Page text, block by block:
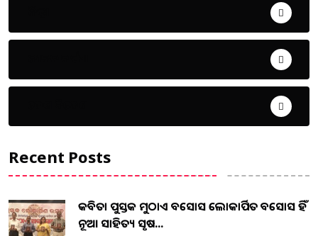
Recent Posts
କବିତା ପୁସ୍ତକ ମୁଠାଏ ଅବସୋସ ଲୋକାର୍ପିତ ଅବସୋସ ହିଁ
ନୂଆ ସାହିତ୍ୟ ସୃଷ...